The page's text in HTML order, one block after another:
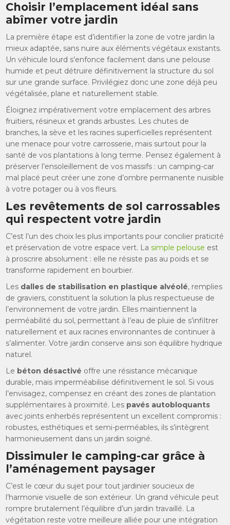
Choisir l’emplacement idéal sans
abîmer votre jardin
La première étape est d’identifier la zone de votre jardin la
mieux adaptée, sans nuire aux éléments végétaux existants.
Un véhicule lourd s’enfonce facilement dans une pelouse
humide et peut détruire définitivement la structure du sol
sur une grande surface. Privilégiez donc une zone déjà peu
végétalisée, plane et naturellement stable.
Éloignez impérativement votre emplacement des arbres
fruitiers, résineux et grands arbustes. Les chutes de
branches, la sève et les racines superficielles représentent
une menace pour votre carrosserie, mais surtout pour la
santé de vos plantations à long terme. Pensez également à
préserver l’ensoleillement de vos massifs : un camping-car
mal placé peut créer une zone d’ombre permanente nuisible
à votre potager ou à vos fleurs.
Les revêtements de sol carrossables
qui respectent votre jardin
C’est l’un des choix les plus importants pour concilier praticité
et préservation de votre espace vert. Lasimple pelouse est
à proscrire absolument : elle ne résiste pas au poids et se
transforme rapidement en bourbier.
Les dalles de stabilisation en plastique alvéolé, remplies
de graviers, constituent la solution la plus respectueuse de
l’environnement de votre jardin. Elles maintiennent la
perméabilité du sol, permettant à l’eau de pluie de s’infiltrer
naturellement et aux racines environnantes de continuer à
s’alimenter. Votre jardin conserve ainsi son équilibre hydrique
naturel.
Le béton désactivé offre une résistance mécanique
durable, mais imperméabilise définitivement le sol. Si vous
l’envisagez, compensez en créant des zones de plantation
supplémentaires à proximité. Les pavés autobloquants
avec joints enherbés représentent un excellent compromis :
robustes, esthétiques et semi-perméables, ils s’intègrent
harmonieusement dans un jardin soigné.
Dissimuler le camping-car grâce à
l’aménagement paysager
C’est le cœur du sujet pour tout jardinier soucieux de
l’harmonie visuelle de son extérieur. Un grand véhicule peut
rompre brutalement l’équilibre d’un jardin travaillé. La
végétation reste votre meilleure alliée pour une intégration